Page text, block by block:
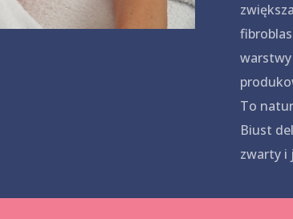
To
Biust
zwarty i